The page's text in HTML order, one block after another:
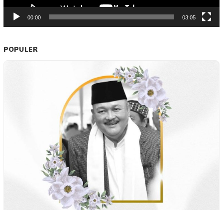
00:00 03:05
POPULER